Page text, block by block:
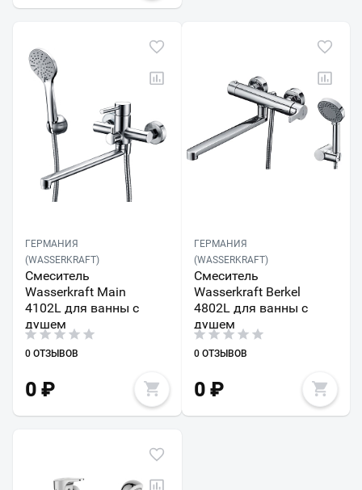
ГЕРМАНИЯ
(WASSERKRAFT)
Смеситель
Wasserkraft Main
4102L для ванны с
душем
0 ОТЗЫВОВ
0 ₽
ГЕРМАНИЯ
(WASSERKRAFT)
Смеситель
Wasserkraft Berkel
4802L для ванны с
душем
0 ОТЗЫВОВ
0₽